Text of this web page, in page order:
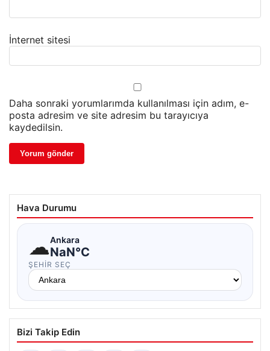
İnternet sitesi
Daha sonraki yorumlarımda kullanılması için adım, e-
posta adresim ve site adresim bu tarayıcıya
kaydedilsin.
Hava Durumu
☁Ankara
NaN°C
ŞEHIR SEÇ
Bizi Takip Edin